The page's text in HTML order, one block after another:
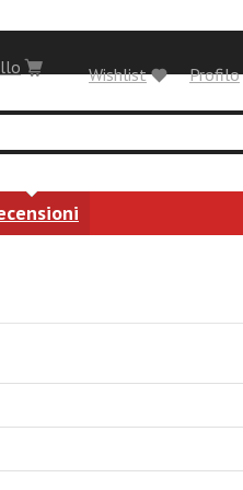
Profilo
Wishlist